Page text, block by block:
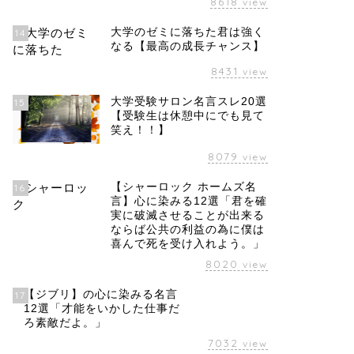
14
大学のゼミに落ちた君は強く
なる【最高の成長チャンス】
8431 view
15
大学受験サロン名言スレ20選
【受験生は休憩中にでも見て
笑え！！】
8079 view
16
【シャーロック ホームズ名
言】心に染みる12選「君を確
実に破滅させることが出来る
ならば公共の利益の為に僕は
喜んで死を受け入れよう。」
8020 view
17【ジブリ】の心に染みる名言
12選「才能をいかした仕事だ
ろ素敵だよ。」
7032 view